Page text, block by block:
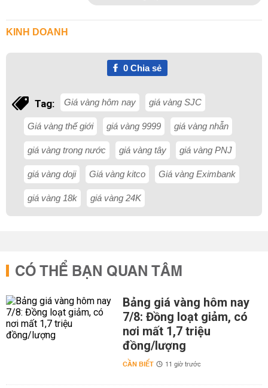
KINH DOANH
0Chia sẻ
Tag: Giá vàng hôm nay giá vàng SJC
Giá vàng thế giới giá vàng 9999 giá vàng nhẫn
giá vàng trong nước giá vàng tây giá vàng PNJ
giá vàng doji Giá vàng kitco Giá vàng Eximbank
giá vàng 18k giá vàng 24K
CÓ THỂ BẠN QUAN TÂM
Bảng giá vàng hôm nay
7/8: Đồng loạt giảm, có
nơi mất 1,7 triệu
đồng/lượng
CẦN BIẾT 11 giờ trước